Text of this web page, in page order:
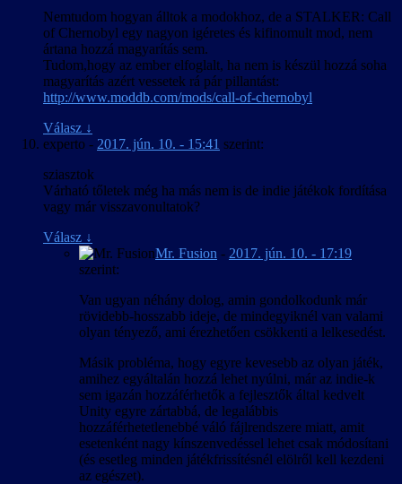
Nemtudom hogyan álltok a modokhoz, de a STALKER: Call
of Chernobyl egy nagyon igéretes és kifinomult mod, nem
ártana hozzá magyarítás sem.
Tudom,hogy az ember elfoglalt, ha nem is készül hozzá soha
magyarítás azért vessetek rá pár pillantást:
http://www.moddb.com/mods/call-of-chernobyl
Válasz ↓
experto - 2017. jún. 10. - 15:41 szerint:
sziasztok
Várható tőletek még ha más nem is de indie játékok fordítása
vagy már visszavonultatok?
Válasz ↓
Mr. Fusion - 2017. jún. 10. - 17:19
szerint:
Van ugyan néhány dolog, amin gondolkodunk már
rövidebb-hosszabb ideje, de mindegyiknél van valami
olyan tényező, ami érezhetően csökkenti a lelkesedést.
Másik probléma, hogy egyre kevesebb az olyan játék,
amihez egyáltalán hozzá lehet nyúlni, már az indie-k
sem igazán hozzáférhetők a fejlesztők által kedvelt
Unity egyre zártabbá, de legalábbis
hozzáférhetetlenebbé váló fájlrendszere miatt, amit
esetenként nagy kínszenvedéssel lehet csak módosítani
(és esetleg minden játékfrissítésnél elölről kell kezdeni
az egészet).